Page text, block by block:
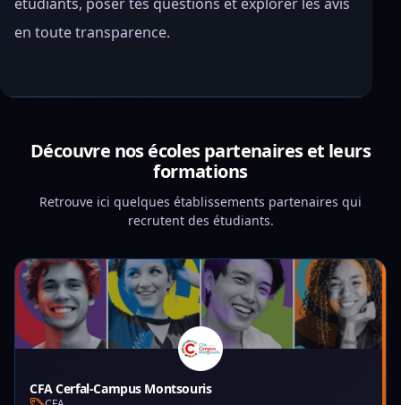
en toute transparence.
Découvre nos écoles partenaires et leurs
formations
Retrouve ici quelques établissements partenaires qui
recrutent des étudiants.
CFA Cerfal-Campus Montsouris